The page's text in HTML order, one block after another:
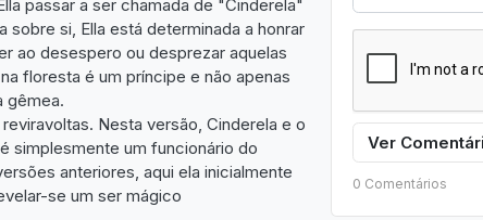
passar a ser chamada de "Cinderela"
sobre si, Ella está determinada a honrar
ao desespero ou desprezar aquelas
floresta é um príncipe e não apenas
gêmea.
Nesta versão, Cinderela e o
simplesmente um funcionário do
anteriores, aqui ela inicialmente
se um ser mágico
Ver
0 Comentários